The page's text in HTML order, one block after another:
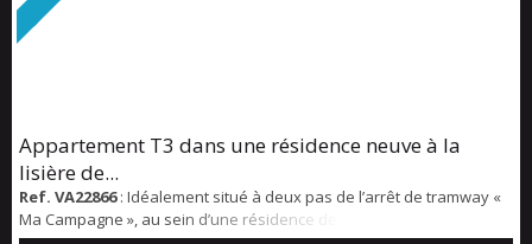
Appartement T3 dans une résidence neuve à la
lisière de...
Ref. VA22866: Idéalement situé à deux pas de l’arrêt de tramway «
Ma Campagne », au sein d’une résidence de standing très récente,